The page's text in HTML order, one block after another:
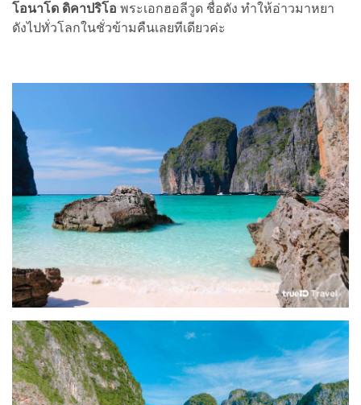
โอนาโด ดิคาปริโอ พระเอกฮอลีวูด ชื่อดัง ทำให้อ่าวมาหยา
ดังไปทั่วโลกในชั่วข้ามคืนเลยทีเดียวค่ะ